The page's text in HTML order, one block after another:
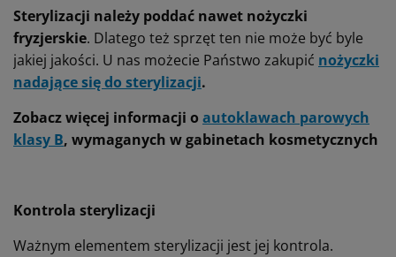
Sterylizacji należy poddać nawet nożyczki
fryzjerskie. Dlatego też sprzęt ten nie może być byle
jakiej jakości. U nas możecie Państwo zakupić nożyczki
nadające się do sterylizacji.
Zobacz więcej informacji o autoklawach parowych
klasy B, wymaganych w gabinetach kosmetycznych
Kontrola sterylizacji
Ważnym elementem sterylizacji jest jej kontrola.